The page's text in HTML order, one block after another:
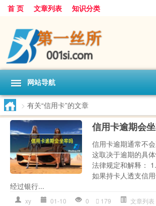
首 页 文章列表 知识分类
网站导航
> 有关“信用卡”的文章
信用卡逾期会
信用卡逾期通常不
这取决于逾期的具
法律规定和解释：
如果持卡人透支信
经过银行...
xy 01-10 0 179 文章列表